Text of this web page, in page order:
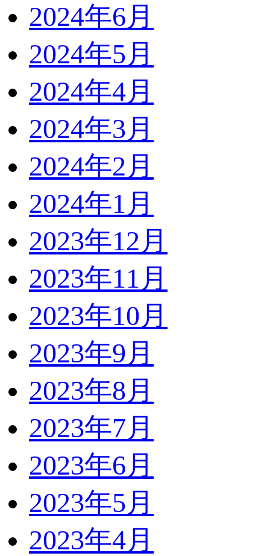
2024年6月
2024年5月
2024年4月
2024年3月
2024年2月
2024年1月
2023年12月
2023年11月
2023年10月
2023年9月
2023年8月
2023年7月
2023年6月
2023年5月
2023年4月